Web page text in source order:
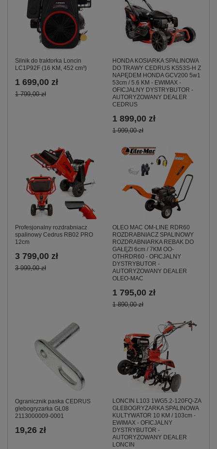
Silnik do traktorka Loncin
LC1P92F (16 KM, 452 cm³)
1 699,00 zł
1 799,00 zł
HONDA KOSIARKA SPALINOWA
DO TRAWY CEDRUS KS53S-H Z
NAPĘDEM HONDA GCV200 5w1
53cm / 5.6 KM - EWIMAX -
OFICJALNY DYSTRYBUTOR -
AUTORYZOWANY DEALER
CEDRUS
1 899,00 zł
1 999,00 zł
Profesjonalny rozdrabniacz
spalinowy Cedrus RB02 PRO
12cm
3 799,00 zł
3 999,00 zł
OLEO MAC OM-LINE RDR60
ROZDRABNIACZ SPALINOWY
ROZDRABNIARKA REBAK DO
GAŁĘZI 6cm / 7KM OO-
OTHRDR60 - OFICJALNY
DYSTRYBUTOR -
AUTORYZOWANY DEALER
OLEO-MAC
1 795,00 zł
1 890,00 zł
Ogranicznik paska CEDRUS
glebogryzarka GL08
2113000009-0001
19,26 zł
LONCIN L103 1WG5.2-120FQ-ZA
GLEBOGRYZARKA SPALINOWA
KULTYWATOR 10 KM / 103cm -
EWIMAX - OFICJALNY
DYSTRYBUTOR -
AUTORYZOWANY DEALER
LONCIN